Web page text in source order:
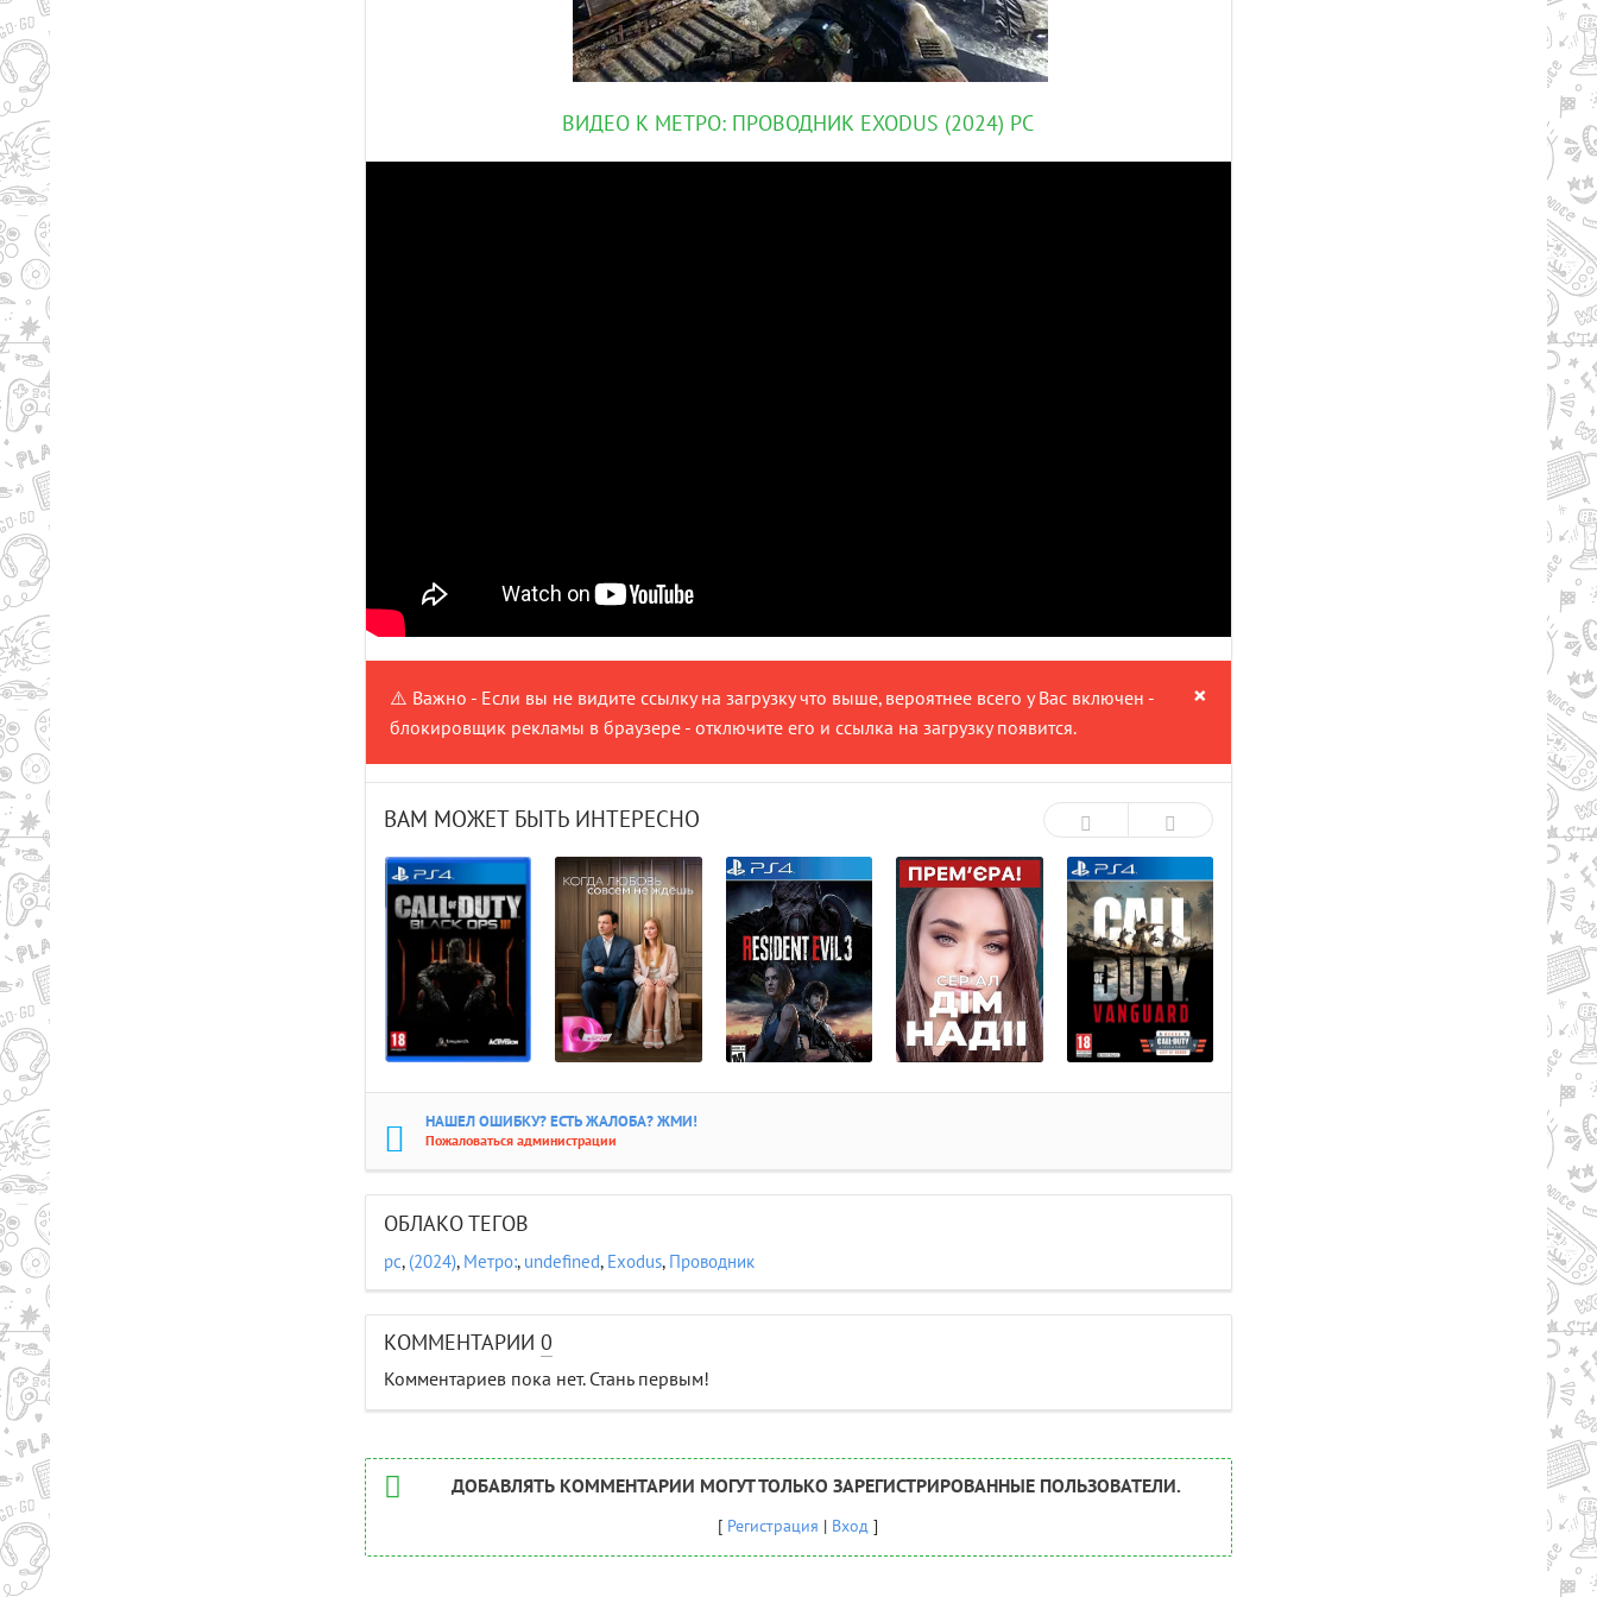
ВИДЕО К МЕТРО: ПРОВОДНИК EXODUS (2024) PC
×
⚠️ Важно - Если вы не видите ссылку на загрузку что выше, вероятнее всего у Вас включен -
блокировщик рекламы в браузере - отключите его и ссылка на загрузку появится.
ВАМ МОЖЕТ БЫТЬ ИНТЕРЕСНО
НАШЕЛ ОШИБКУ? ЕСТЬ ЖАЛОБА? ЖМИ!
Пожаловаться администрации
ОБЛАКО ТЕГОВ
pc, (2024), Метро:, undefined, Exodus, Проводник
КОММЕНТАРИИ 0
Комментариев пока нет. Стань первым!
ДОБАВЛЯТЬ КОММЕНТАРИИ МОГУТ ТОЛЬКО ЗАРЕГИСТРИРОВАННЫЕ ПОЛЬЗОВАТЕЛИ.
[ Регистрация | Вход ]